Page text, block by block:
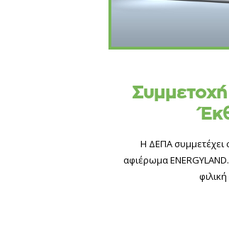
Η ΔΕΠΑ συμμετέχει
αφιέρωμα